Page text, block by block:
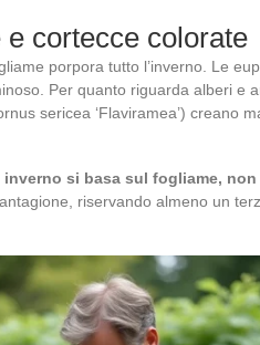
cortecce colorate
porpora tutto l’inverno. Le
Per quanto riguarda alberi e
sericea ‘Flaviramea’) creano
si basa sul fogliame,
riservando almeno un